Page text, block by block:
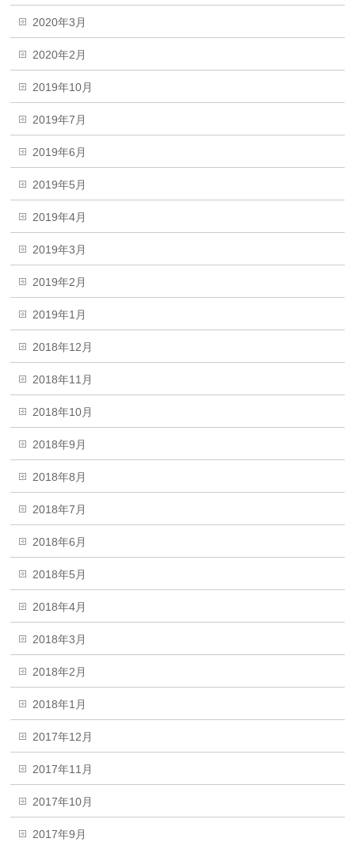
2020年3月
2020年2月
2019年10月
2019年7月
2019年6月
2019年5月
2019年4月
2019年3月
2019年2月
2019年1月
2018年12月
2018年11月
2018年10月
2018年9月
2018年8月
2018年7月
2018年6月
2018年5月
2018年4月
2018年3月
2018年2月
2018年1月
2017年12月
2017年11月
2017年10月
2017年9月